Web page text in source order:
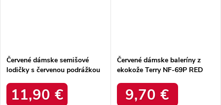
Červené dámske semišové
lodičky s červenou podrážkou
produktu KJ-10 RED
11,90 €
Červené dámske baleríny z
ekokože Terry NF-69P RED
9,70 €